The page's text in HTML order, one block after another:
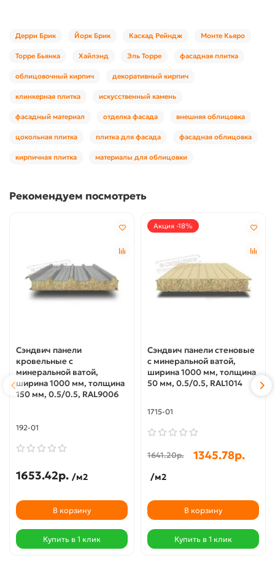
Дерри Брик Йорк Брик Каскад Рейндж Монте Кьяро
Торре Бьянка Хайлэнд Эль Торре фасадная плитка
облицовочный кирпич декоративный кирпич
клинкерная плитка искусственный камень
фасадный материал отделка фасада внешняя облицовка
цокольная плитка плитка для фасада фасадная облицовка
кирпичная плитка материалы для облицовки
Рекомендуем посмотреть
Сэндвич панели
кровельные с
минеральной ватой,
ширина 1000 мм, толщина
150 мм, 0.5/0.5, RAL9006
192-01
1653.42р. /м2
В корзину
Купить в 1 клик
Акция -18%
Сэндвич панели стеновые
с минеральной ватой,
ширина 1000 мм, толщина
50 мм, 0.5/0.5, RAL1014
1715-01
1641.20р. 1345.78р.
/м2
В корзину
Купить в 1 клик